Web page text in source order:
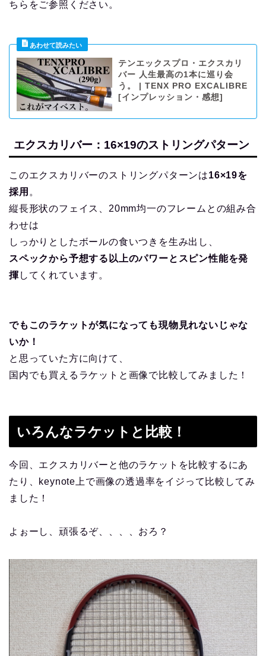
ちらをご参照ください。
テンエックスプロ・エクスカリ
バー 人生最高の1本に巡り会
う。 | TENX PRO EXCALIBRE
[インプレッション・感想]
エクスカリバー：16×19のストリングパターン
このエクスカリバーのストリングパターンは16×19を
採用 。
縦長形状のフェイス、20mm均一のフレームとの組み合
わせは
しっかりとしたボールの食いつきを生み出し、
スペックから予想する以上のパワーとスピン性能を発
揮 してくれています。
でもこのラケットが気になっても現物見れないじゃな
いか！
と思っていた方に向けて、
国内でも買えるラケットと画像で比較してみました！
いろんなラケットと比較！
今回、エクスカリバーと他のラケットを比較するにあ
たり、keynote上で画像の透過率をイジって比較してみ
ました！
よぉーし、頑張るぞ、、、、おろ？